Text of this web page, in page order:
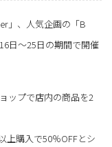
」、人気企画の「B
日～25日の期間で開催
ップで店内の商品を2
上購入で50％OFFとシ